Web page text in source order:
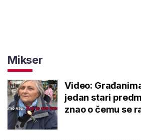
Mikser
Video:
jedan stari
znao o čemu se